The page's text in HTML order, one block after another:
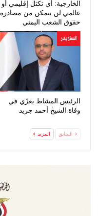
الخارجية: أي تكتل إقليمي أو
عالمي لن يتمكن من مصادرة
حقوق الشعب اليمني
المشروعة
السلايدر
الرئيس المشاط يعزّي في
وفاة الشيخ أحمد جريد
السابق المزيد